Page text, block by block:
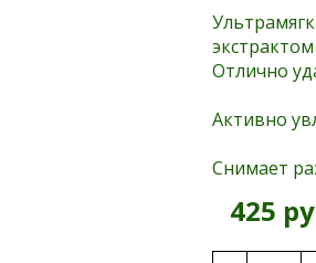
Отлично
Активно
Снимает
425